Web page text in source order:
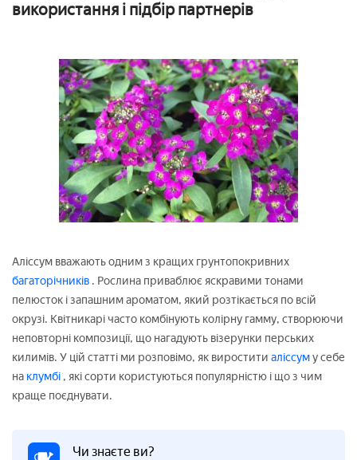
використання і підбір партнерів
Аліссум вважають одним з кращих грунтопокривних
багаторічників . Рослина приваблює яскравими тонами
пелюсток і запашним ароматом, який розтікається по всій
окрузі. Квітникарі часто комбінують колірну гамму, створюючи
неповторні композиції, що нагадують візерунки перських
килимів. У цій статті ми розповімо, як виростити аліссуму себе
на клумбі , які сорти користуються популярністю і що з чим
краще поєднувати.
Чи знаєте ви?